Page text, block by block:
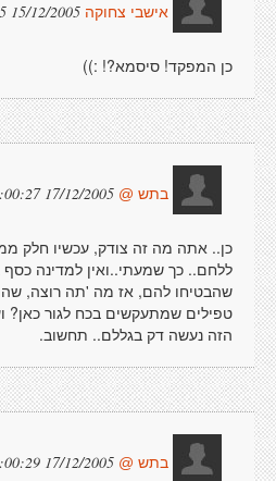
אישבי צחוקה 15/12/2005 20:04:05
כן המפקד! סיסמא?! :))
בתש @ 17/12/2005 21:00:27
כן.. אתה מה זה צודק, עכשיו חלק
ללחם.. כך שמעתי..ואין למדינה כסף
שהבטיחו להם, אז מה 'תה רוצה,
טפילים שמתעקשים בכח לגור כאן?
הזה נעשה דק בגללם.. תחשוב.
בתש @ 17/12/2005 21:00:29